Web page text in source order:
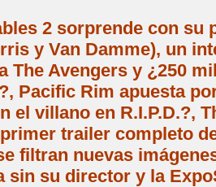
2 sorprende con su
y Van Damme), un
The Avengers y ¿250
Pacific Rim apuesta
el villano en R.I.P.D.?,
trailer completo
filtran nuevas
sin su director y la